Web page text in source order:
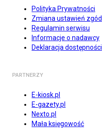
Polityka Prywatności
Zmiana ustawień zgód
Regulamin serwisu
Informacje o nadawcy
Deklaracja dostępności
PARTNERZY
E-kiosk.pl
E-gazety.pl
Nexto.pl
Mała księgowość